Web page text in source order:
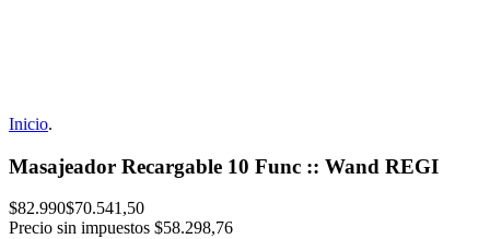
Inicio.
Masajeador Recargable 10 Func :: Wand REGI
$82.990$70.541,50
Precio sin impuestos $58.298,76